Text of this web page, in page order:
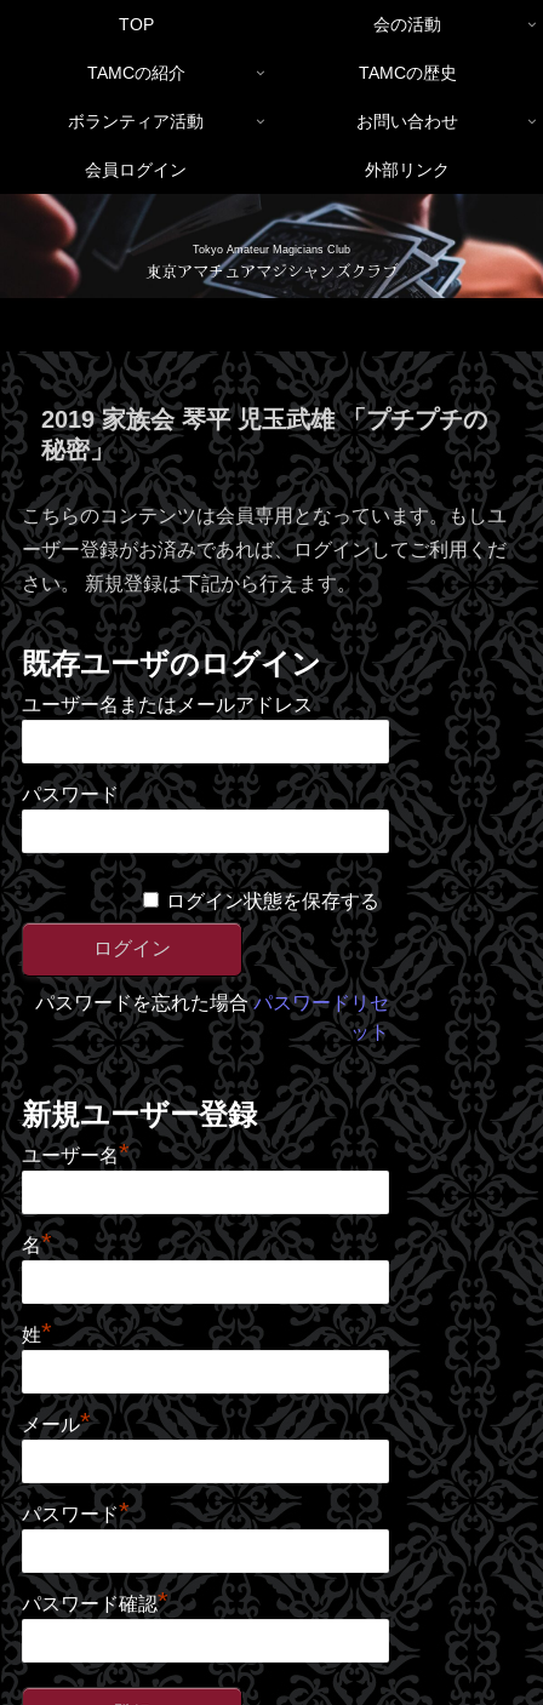
TOP 会の活動
TAMCの紹介 TAMCの歴史
ボランティア活動 お問い合わせ
会員ログイン 外部リンク
Tokyo Amateur Magicians Club
東京アマチュアマジシャンズクラブ
2019 家族会 琴平 児玉武雄 「プチプチの
秘密」
こちらのコンテンツは会員専用となっています。もしユ
ーザー登録がお済みであれば、ログインしてご利用くだ
さい。 新規登録は下記から行えます。
既存ユーザのログイン
ユーザー名またはメールアドレス
パスワード
ログイン状態を保存する
パスワードを忘れた場合パスワードリセ
ット
新規ユーザー登録
ユーザー名*
名*
姓*
メール*
パスワード*
パスワード確認*